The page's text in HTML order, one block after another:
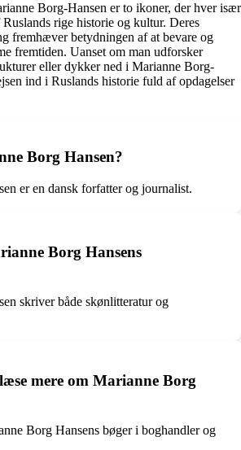
Borg-Hansen er to ikoner, der hver især
rige historie og kultur. Deres
fremhæver betydningen af at bevare og
fremtiden. Uanset om man udforsker
eller dykker ned i Marianne Borg-
ind i Ruslands historie fuld af opdagelser
Borg Hansen?
er en dansk forfatter og journalist.
Borg Hansens
skriver både skønlitteratur og
mere om Marianne Borg
Borg Hansens bøger i boghandler og